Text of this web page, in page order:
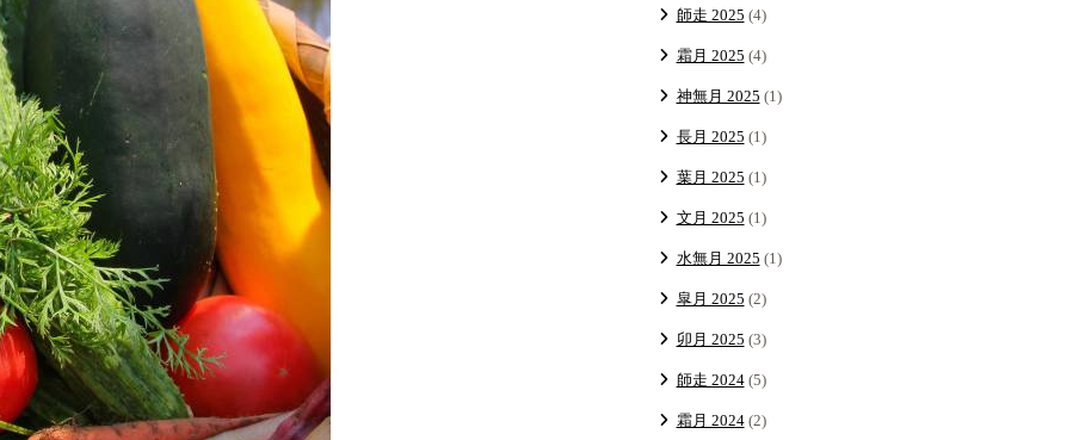
師走 2025 (4)
霜月 2025 (4)
神無月 2025 (1)
長月 2025 (1)
葉月 2025 (1)
文月 2025 (1)
水無月 2025 (1)
皐月 2025 (2)
卯月 2025 (3)
師走 2024(5)
霜月 2024(2)